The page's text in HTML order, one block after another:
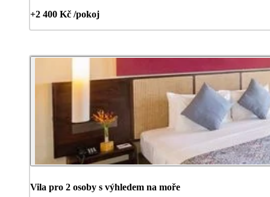
+2 400 Kč /pokoj
Vila pro 2 osoby s výhledem na moře